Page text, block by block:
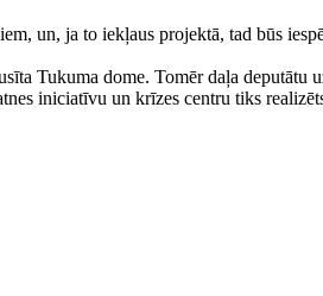
un, ja to iekļaus projektā, tad būs
Tukuma dome. Tomēr daļa deputātu
iniciatīvu un krīzes centru tiks